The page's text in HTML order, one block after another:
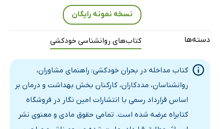
پ) رویکرد روان‌شناختی
ت) رویکرد روان‌پزشکی
د) رویکرد زیستی خودکشی
و) رویکرد سیستمی
علت‌شناسی خودکشی
الف) عوامل مستعدکننده
ب) عوامل آشکارساز
نسخه نمونه رایگان
دسته‌ها کتاب‌های روانشناسی خودکشی
کتاب مداخله در بحران خودکشی: راهنمای مشاوران،
روانشناسان، مددکاران، کارکنان بخش بهداشت و درمان بر
اساس قرارداد رسمی با انتشارات امین نگار در فروشگاه
کتابراه عرضه شده است. تمامی حقوق مادی و معنوی نشر